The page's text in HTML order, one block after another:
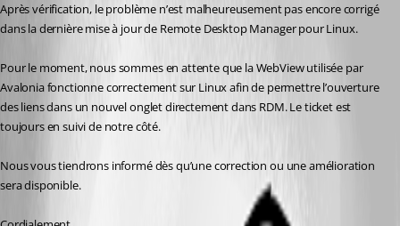
Après vérification, le problème n’est malheureusement pas encore corrigé
dans la dernière mise à jour de Remote Desktop Manager pour Linux.
Pour le moment, nous sommes en attente que la WebView utilisée par
Avalonia fonctionne correctement sur Linux afin de permettre l’ouverture
des liens dans un nouvel onglet directement dans RDM. Le ticket est
toujours en suivi de notre côté.
Nous vous tiendrons informé dès qu’une correction ou une amélioration
sera disponible.